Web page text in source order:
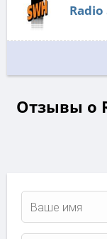
Radio
Отзывы о